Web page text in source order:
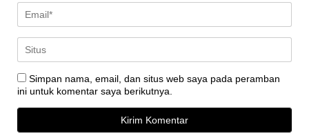
Simpan nama, email, dan situs web saya pada peramban
ini untuk komentar saya berikutnya.